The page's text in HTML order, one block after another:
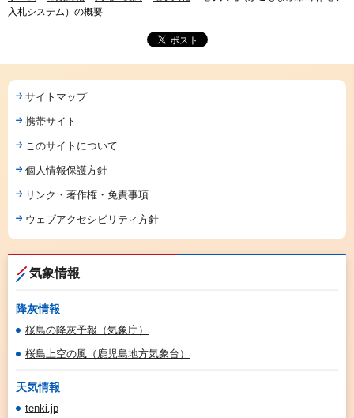
入札システム）の概要
サイトマップ
携帯サイト
このサイトについて
個人情報保護方針
リンク・著作権・免責事項
ウェブアクセシビリティ方針
気象情報
降灰情報
桜島の降灰予報（気象庁）
桜島上空の風（鹿児島地方気象台）
天気情報
tenki.jp